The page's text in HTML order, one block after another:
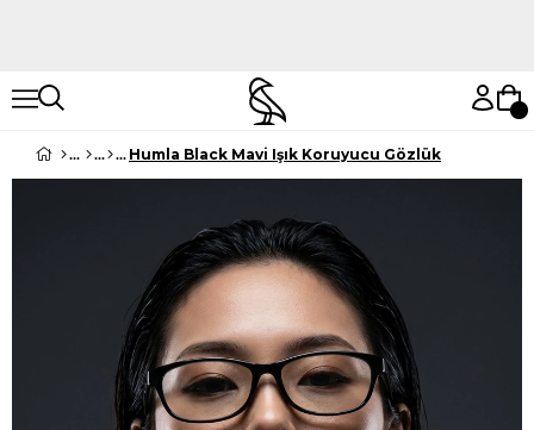
Humla Black Mavi Işık Koruyucu Gözlük